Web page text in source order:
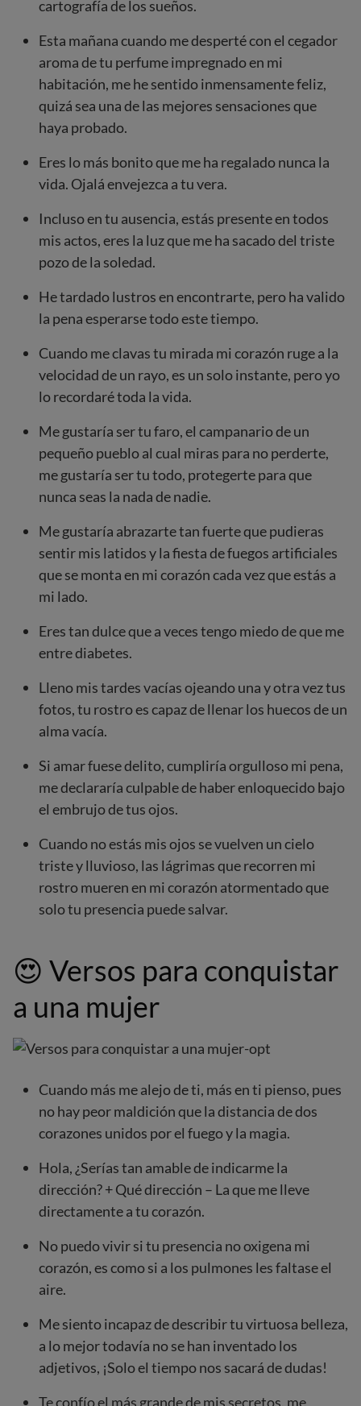
cartografía de los sueños.
Esta mañana cuando me desperté con el cegador
aroma de tu perfume impregnado en mi
habitación, me he sentido inmensamente feliz,
quizá sea una de las mejores sensaciones que
haya probado.
Eres lo más bonito que me ha regalado nunca la
vida. Ojalá envejezca a tu vera.
Incluso en tu ausencia, estás presente en todos
mis actos, eres la luz que me ha sacado del triste
pozo de la soledad.
He tardado lustros en encontrarte, pero ha valido
la pena esperarse todo este tiempo.
Cuando me clavas tu mirada mi corazón ruge a la
velocidad de un rayo, es un solo instante, pero yo
lo recordaré toda la vida.
Me gustaría ser tu faro, el campanario de un
pequeño pueblo al cual miras para no perderte,
me gustaría ser tu todo, protegerte para que
nunca seas la nada de nadie.
Me gustaría abrazarte tan fuerte que pudieras
sentir mis latidos y la fiesta de fuegos artificiales
que se monta en mi corazón cada vez que estás a
mi lado.
Eres tan dulce que a veces tengo miedo de que me
entre diabetes.
Lleno mis tardes vacías ojeando una y otra vez tus
fotos, tu rostro es capaz de llenar los huecos de un
alma vacía.
Si amar fuese delito, cumpliría orgulloso mi pena,
me declararía culpable de haber enloquecido bajo
el embrujo de tus ojos.
Cuando no estás mis ojos se vuelven un cielo
triste y lluvioso, las lágrimas que recorren mi
rostro mueren en mi corazón atormentado que
solo tu presencia puede salvar.
😍 Versos para conquistar
a una mujer
Cuando más me alejo de ti, más en ti pienso, pues
no hay peor maldición que la distancia de dos
corazones unidos por el fuego y la magia.
Hola, ¿Serías tan amable de indicarme la
dirección? + Qué dirección – La que me lleve
directamente a tu corazón.
No puedo vivir si tu presencia no oxigena mi
corazón, es como si a los pulmones les faltase el
aire.
Me siento incapaz de describir tu virtuosa belleza,
a lo mejor todavía no se han inventado los
adjetivos, ¡Solo el tiempo nos sacará de dudas!
Te confío el más grande de mis secretos, me